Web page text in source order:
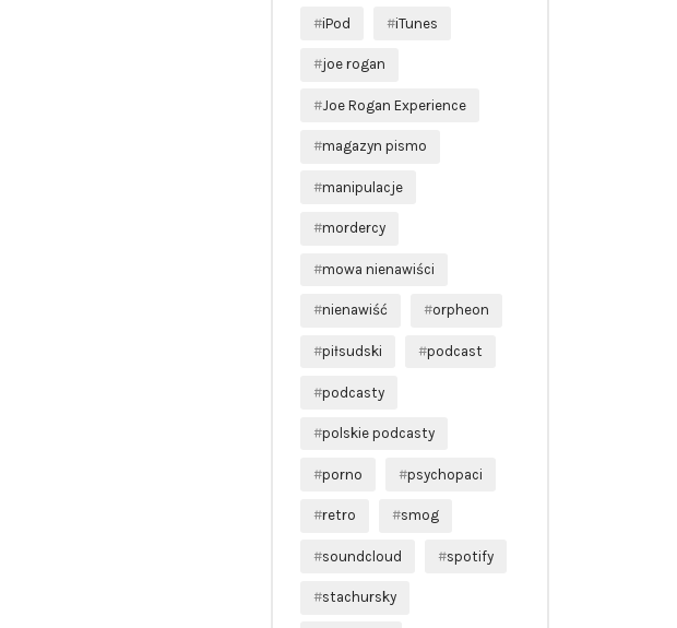
iPod iTunes
joe rogan
Joe Rogan Experience
magazyn pismo
manipulacje
mordercy
mowa nienawiści
nienawiść orpheon
piłsudski podcast
podcasty
polskie podcasty
porno psychopaci
retro smog
soundcloud spotify
stachursky